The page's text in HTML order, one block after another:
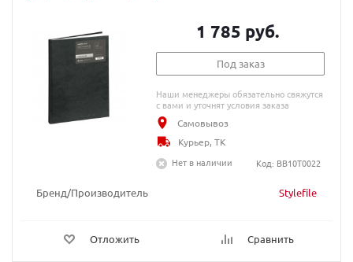
Бренд/Производитель Stylefile
Отложить Сравнить
1 785 руб.
Под заказ
Наши менеджеры обязательно свяжутся
с вами и уточнят условия заказа
Самовывоз
Курьер, ТК
Нет в наличии
Код: BB10T0022